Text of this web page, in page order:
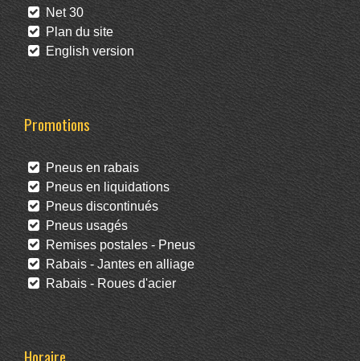
Net 30
Plan du site
English version
Promotions
Pneus en rabais
Pneus en liquidations
Pneus discontinués
Pneus usagés
Remises postales - Pneus
Rabais - Jantes en alliage
Rabais - Roues d'acier